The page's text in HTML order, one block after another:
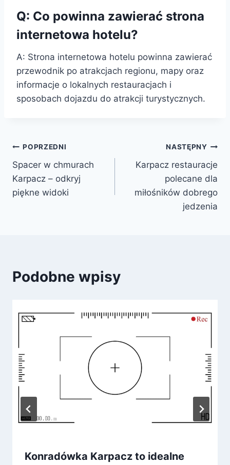
Q: Co powinna zawierać strona
internetowa hotelu?
A: Strona internetowa hotelu powinna zawierać
przewodnik po atrakcjach regionu, mapy oraz
informacje o lokalnych restauracjach i
sposobach dojazdu do atrakcji turystycznych.
Nawigacja
wpisu
POPRZEDNI
Spacer w chmurach
Karpacz – odkryj
piękne widoki
NASTĘPNY
Karpacz restauracje
polecane dla
miłośników dobrego
jedzenia
Podobne wpisy
Konradówka Karpacz to idealne